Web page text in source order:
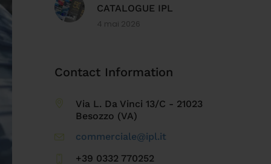
CATALOGUE IPL
4 mai 2026
Contact Information
Via L. Da Vinci 13/C - 21023
Besozzo (VA)
commerciale@ipl.it
+39 0332 770252